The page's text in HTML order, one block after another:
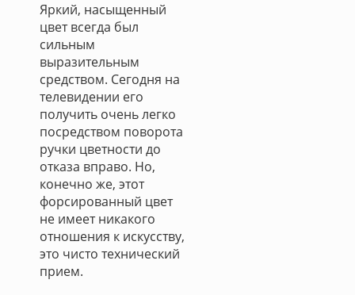
Яркий, насыщенный
цвет всегда был
сильным
выразительным
средством. Сегодня на
телевидении его
получить очень легко
посредством поворота
ручки цветности до
отказа вправо. Но,
конечно же, этот
форсированный цвет
не имеет никакого
отношения к искусству,
это чисто технический
прием.